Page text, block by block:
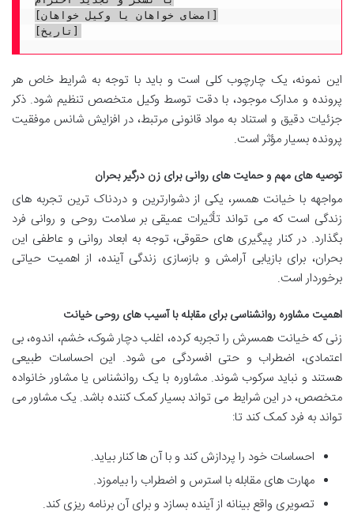
[امضای خواهان یا وکیل خواهان]
این نمونه، یک چارچوب کلی است و باید با توجه به شرایط خاص هر
پرونده و مدارک موجود، با دقت توسط وکیل متخصص تنظیم شود. ذکر
جزئیات دقیق و استناد به مواد قانونی مرتبط، در افزایش شانس موفقیت
پرونده بسیار مؤثر است.
توصیه های مهم و حمایت های روانی برای زن درگیر بحران
مواجهه با خیانت همسر، یکی از دشوارترین و دردناک ترین تجربه های
زندگی است که می تواند تأثیرات عمیقی بر سلامت روحی و روانی فرد
بگذارد. در کنار پیگیری های حقوقی، توجه به ابعاد روانی و عاطفی این
بحران، برای بازیابی آرامش و بازسازی زندگی آینده، از اهمیت حیاتی
برخوردار است.
اهمیت مشاوره روانشناسی برای مقابله با آسیب های روحی خیانت
زنی که خیانت همسرش را تجربه کرده، اغلب دچار شوک، خشم، اندوه، بی
اعتمادی، اضطراب و حتی افسردگی می شود. این احساسات طبیعی
هستند و نباید سرکوب شوند. مشاوره با یک روانشناس یا مشاور خانواده
متخصص، در این شرایط می تواند بسیار کمک کننده باشد. یک مشاور می
تواند به فرد کمک کند تا:
احساسات خود را پردازش کند و با آن ها کنار بیاید.
مهارت های مقابله با استرس و اضطراب را بیاموزد.
تصویری واقع بینانه از آینده بسازد و برای آن برنامه ریزی کند.